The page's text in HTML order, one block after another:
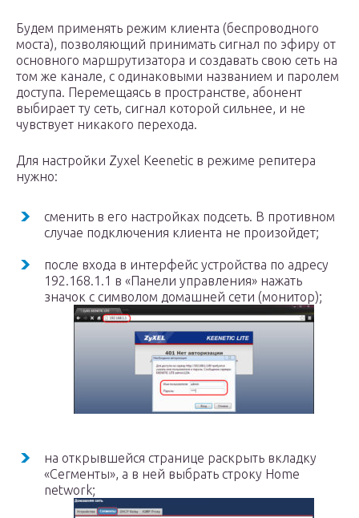
Будем применять режим клиента (беспроводного
моста), позволяющий принимать сигнал по эфиру от
основного маршрутизатора и создавать свою сеть на
том же канале, с одинаковыми названием и паролем
доступа. Перемещаясь в пространстве, абонент
выбирает ту сеть, сигнал которой сильнее, и не
чувствует никакого перехода.
Для настройки Zyxel Keenetic в режиме репитера
нужно:
сменить в его настройках подсеть. В противном
случае подключения клиента не произойдет;
после входа в интерфейс устройства по адресу
192.168.1.1 в «Панели управления» нажать
значок с символом домашней сети (монитор);
на открывшейся странице раскрыть вкладку
«Сегменты», а в ней выбрать строку Home
network;